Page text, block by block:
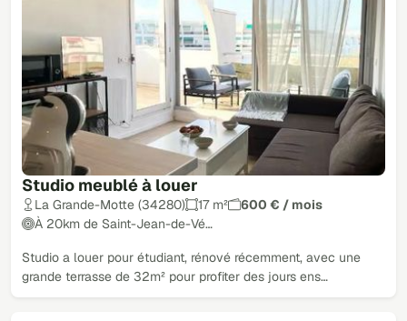
Studio meublé à louer
La Grande-Motte (34280) 17 m²
600 € / mois
À 20km de Saint-Jean-de-Vé…
Studio a louer pour étudiant, rénové récemment, avec une
grande terrasse de 32m² pour profiter des jours ens…